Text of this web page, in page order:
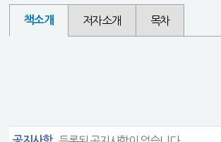
책소개 저자소개 목차